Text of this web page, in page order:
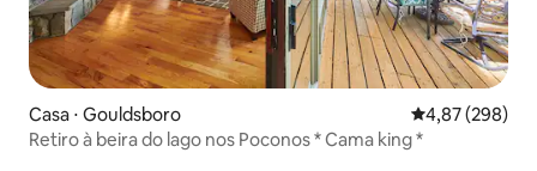
Casa ⋅ Gouldsboro 4,87 de uma
4,87 (298)
Retiro à beira do lago nos Poconos * Cama king *